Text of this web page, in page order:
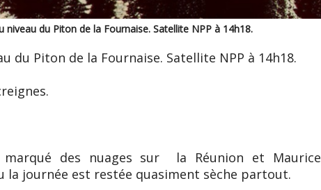
niveau du Piton de la Fournaise. Satellite NPP à 14h18.
du Piton de la Fournaise. Satellite NPP à 14h18.
marqué des nuages sur la Réunion et Maurice
la journée est restée quasiment sèche partout.